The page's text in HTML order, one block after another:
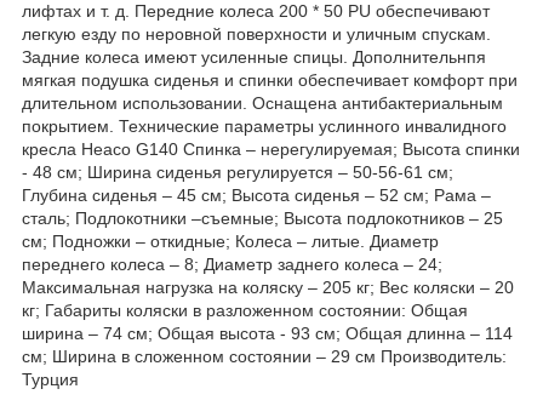
лифтах и т. д. Передние колеса 200 * 50 PU обеспечивают
легкую езду по неровной поверхности и уличным спускам.
Задние колеса имеют усиленные спицы. Дополнительнпя
мягкая подушка сиденья и спинки обеспечивает комфорт при
длительном использовании. Оснащена антибактериальным
покрытием. Технические параметры услинного инвалидного
кресла Heaco G140 Спинка – нерегулируемая; Высота спинки
- 48 см; Ширина сиденья регулируется – 50-56-61 см;
Глубина сиденья – 45 см; Высота сиденья – 52 см; Рама –
сталь; Подлокотники –съемные; Высота подлокотников – 25
см; Подножки – откидные; Колеса – литые. Диаметр
переднего колеса – 8; Диаметр заднего колеса – 24;
Максимальная нагрузка на коляску – 205 кг; Вес коляски – 20
кг; Габариты коляски в разложенном состоянии: Общая
ширина – 74 см; Общая высота - 93 см; Общая длинна – 114
см; Ширина в сложенном состоянии – 29 см Производитель:
Турция